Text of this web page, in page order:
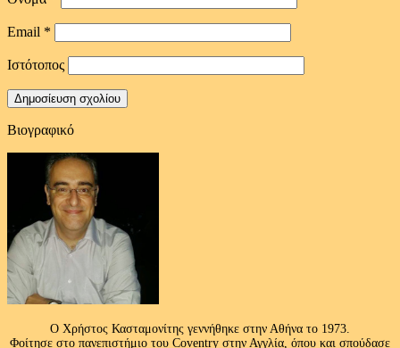
Email *
Ιστότοπος
Βιογραφικό
Ο Χρήστος Κασταμονίτης γεννήθηκε στην Αθήνα το 1973.
Φοίτησε στο πανεπιστήμιο του Coventry στην Αγγλία, όπου και σπούδασε